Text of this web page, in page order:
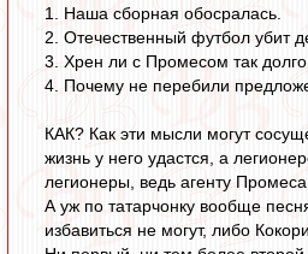
1. Наша сборная обосралась.
2. Отечественный футбол убит
3. Хрен ли с Промесом так
4. Почему не перебили
КАК? Как эти мысли могут
жизнь у него удастся, а
легионеры, ведь агенту
А уж по татарчонку вообще
избавиться не могут, либо